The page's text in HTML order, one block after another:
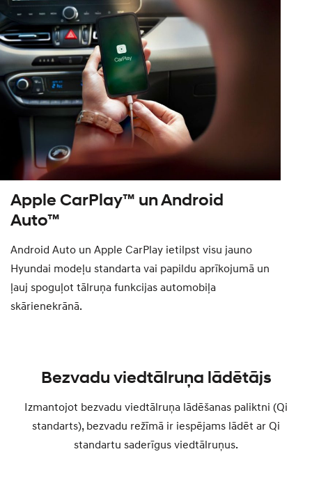
Apple CarPlay™ un Android
Auto™
Android Auto un Apple CarPlay ietilpst visu jauno
Hyundai modeļu standarta vai papildu aprīkojumā un
ļauj spoguļot tālruņa funkcijas automobiļa
skārienekrānā.
Bezvadu viedtālruņa lādētājs
Izmantojot bezvadu viedtālruņa lādēšanas paliktni (Qi
standarts), bezvadu režīmā ir iespējams lādēt ar Qi
standartu saderīgus viedtālruņus.